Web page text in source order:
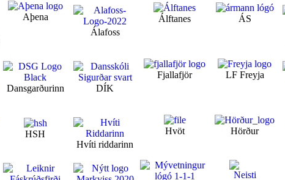
Aþena
Álafoss
Álftanes
ÁS
Dansgarðurinn DÍK
Fjallafjör
LF Freyja
HSH
Hvíti riddarinn
Hvöt Hörður